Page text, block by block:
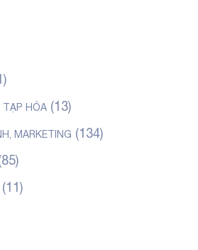
TẠP HÓA (13)
MARKETING (134)
(11)